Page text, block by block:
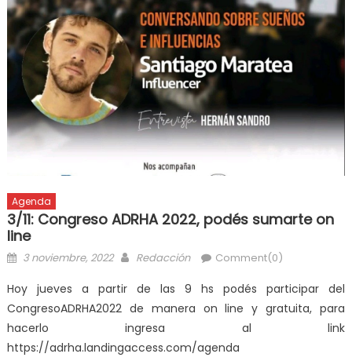
Agenda
3/11: Congreso ADRHA 2022, podés sumarte on
line
3 noviembre, 2022 Redacción Comment(0)
Hoy jueves a partir de las 9 hs podés participar del
CongresoADRHA2022 de manera on line y gratuita, para
hacerlo ingresa al link
https://adrha.landingaccess.com/agenda